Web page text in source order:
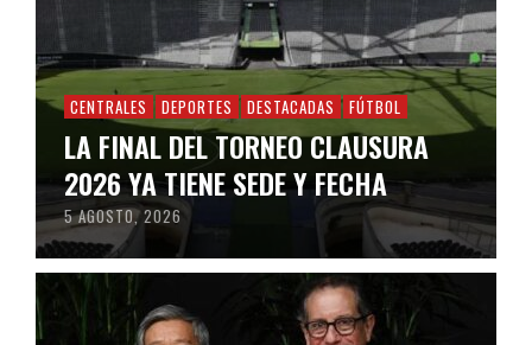
CENTRALES DEPORTES DESTACADAS FÚTBOL
LA FINAL DEL TORNEO CLAUSURA
2026 YA TIENE SEDE Y FECHA
5 AGOSTO, 2026